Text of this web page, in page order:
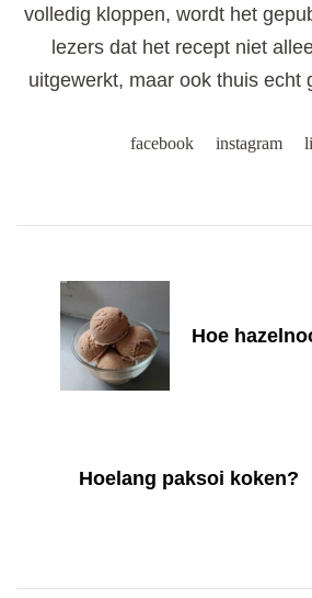
volledig kloppen, wordt het
lezers dat het recept niet
uitgewerkt, maar ook thuis echt
facebook instagram
Navigation
Hoe
Hoelang paksoi koken?